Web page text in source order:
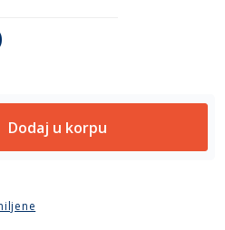
Dodaj u korpu